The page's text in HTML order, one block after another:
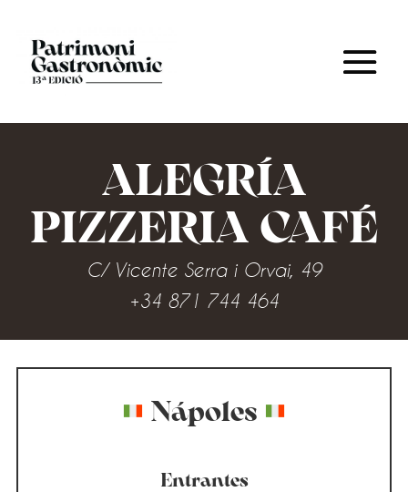
ALEGRÍA
PIZZERIA CAFÉ
C/ Vicente Serra i Orvai, 49
+34 871 744 464
Nápoles
Entrantes